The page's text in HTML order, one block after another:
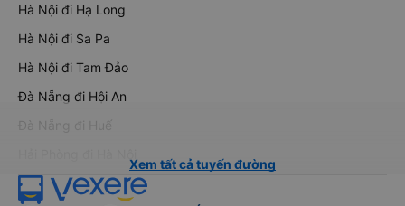
Hà Nội đi Hạ Long
Hà Nội đi Sa Pa
Hà Nội đi Tam Đảo
Đà Nẵng đi Hội An
Đà Nẵng đi Huế
Xem tất cả tuyến đường